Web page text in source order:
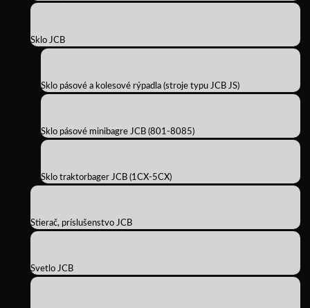
Sklo JCB
Sklo pásové a kolesové rýpadla (stroje typu JCB JS)
Sklo pásové minibagre JCB (801-8085)
Sklo traktorbager JCB (1CX-5CX)
Stierač, príslušenstvo JCB
Svetlo JCB